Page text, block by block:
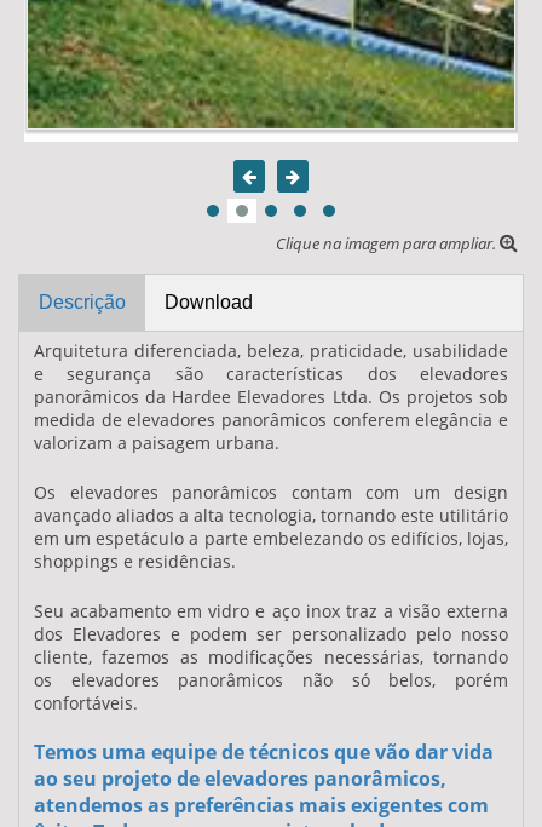
Clique na imagem para ampliar.
Descrição Download
Arquitetura diferenciada, beleza, praticidade, usabilidade
e segurança são características dos elevadores
panorâmicos da Hardee Elevadores Ltda. Os projetos sob
medida deelevadores panorâmicos conferem elegância e
valorizam a paisagem urbana.
Os elevadores panorâmicos contam com um design
avançado aliados a alta tecnologia, tornando este utilitário
em um espetáculo a parte embelezando os edifícios, lojas,
shoppings e residências.
Seu acabamento em vidro e aço inox traz a visão externa
dos Elevadores e podem ser personalizado pelo nosso
cliente, fazemos as modificações necessárias, tornando
os elevadores panorâmicos não só belos, porém
confortáveis.
Temos uma equipe de técnicos que vão dar vida
ao seu projeto de elevadores panorâmicos,
atendemos as preferências mais exigentes com